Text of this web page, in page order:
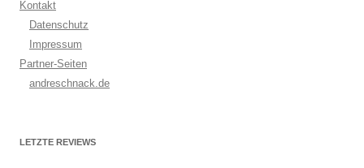
Kontakt
Datenschutz
Impressum
Partner-Seiten
andreschnack.de
LETZTE REVIEWS